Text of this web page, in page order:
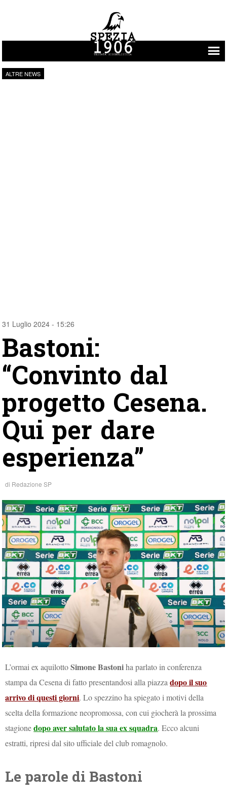
Vai al contenuto
ALTRE NEWS
31 Luglio 2024 - 15:26
Bastoni:
“Convinto dal
progetto Cesena.
Qui per dare
esperienza”
di Redazione SP
L’ormai ex aquilottoSimone Bastoniha parlato in conferenza
stampa da Cesena di fatto presentandosi alla piazzadopo il suo
arrivo di questi giorni. Lo spezzino ha spiegato i motivi della
scelta della formazione neopromossa, con cui giocherà la prossima
stagionedopo aver salutato la sua ex squadra. Ecco alcuni
estratti, ripresi dal sito ufficiale del club romagnolo.
Le parole di Bastoni